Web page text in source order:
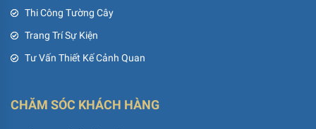
Thi Công Tường Cây
Trang Trí Sự Kiện
Tư Vấn Thiết Kế Cảnh Quan
CHĂM SÓC KHÁCH HÀNG